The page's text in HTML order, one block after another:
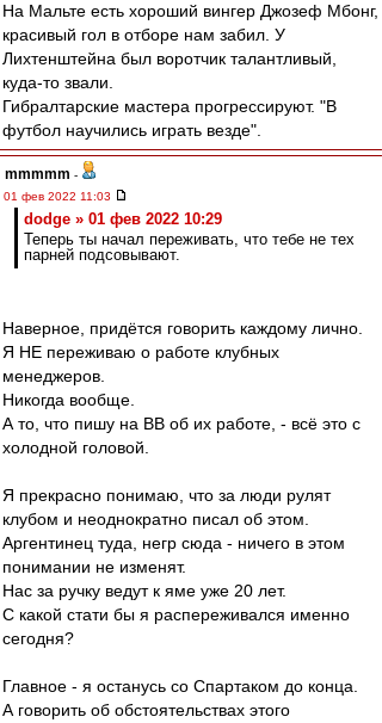
На Мальте есть хороший вингер Джозеф Мбонг,
красивый гол в отборе нам забил. У
Лихтенштейна был воротчик талантливый,
куда-то звали.
Гибралтарские мастера прогрессируют. "В
футбол научились играть везде".
mmmmm -
01 фев 2022 11:03
dodge » 01 фев 2022 10:29
Теперь ты начал переживать, что тебе не тех
парней подсовывают.
Наверное, придётся говорить каждому лично.
Я НЕ переживаю о работе клубных
менеджеров.
Никогда вообще.
А то, что пишу на ВВ об их работе, - всё это с
холодной головой.
Я прекрасно понимаю, что за люди рулят
клубом и неоднократно писал об этом.
Аргентинец туда, негр сюда - ничего в этом
понимании не изменят.
Нас за ручку ведут к яме уже 20 лет.
С какой стати бы я распереживался именно
сегодня?
Главное - я останусь со Спартаком до конца.
А говорить об обстоятельствах этого